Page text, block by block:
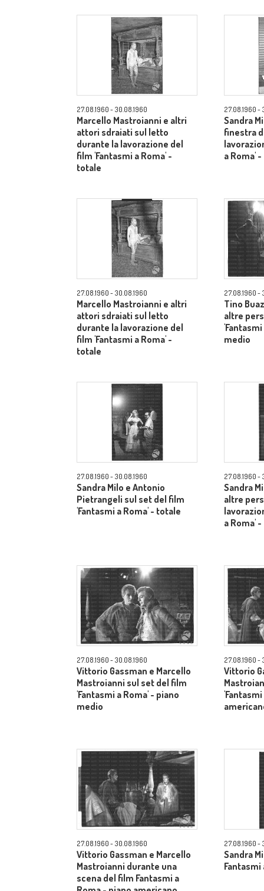
27.08.1960 - 30.08.1960
Marcello Mastroianni e altri
attori sdraiati sul letto
durante la lavorazione del
film 'Fantasmi a Roma' -
totale
27.08.1960 -
Sandra
finestra
a Roma'
27.08.1960 - 30.08.1960
Marcello Mastroianni e altri
attori sdraiati sul letto
durante la lavorazione del
film 'Fantasmi a Roma' -
totale
27.08.1960 -
Tino
altre
medio
27.08.1960 - 30.08.1960
Sandra Milo e Antonio
Pietrangeli sul set del film
'Fantasmi a Roma' - totale
27.08.1960 -
Sandra
altre
a Roma'
27.08.1960 - 30.08.1960
Vittorio Gassman e Marcello
Mastroianni sul set del film
'Fantasmi a Roma' - piano
medio
27.08.1960 -
Vittorio
27.08.1960 - 30.08.1960
Vittorio Gassman e Marcello
Mastroianni durante una
scena del film Fantasmi a
27.08.1960 -
Sandra